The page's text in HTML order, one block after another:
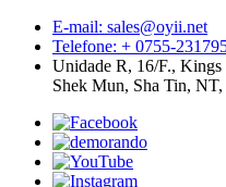
E-mail: sales@oyii.net
Telefone: + 0755-
Unidade R, 16/F.,
Shek Mun, Sha Tin,